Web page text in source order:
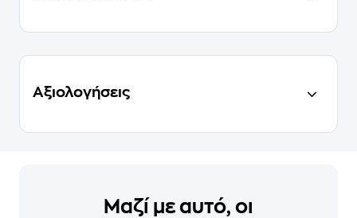
Αξιολογήσεις
Μαζί με αυτό, οι